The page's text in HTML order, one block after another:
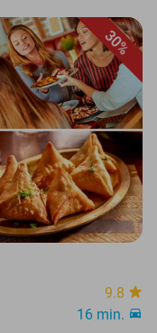
30%
9.8
16 min.